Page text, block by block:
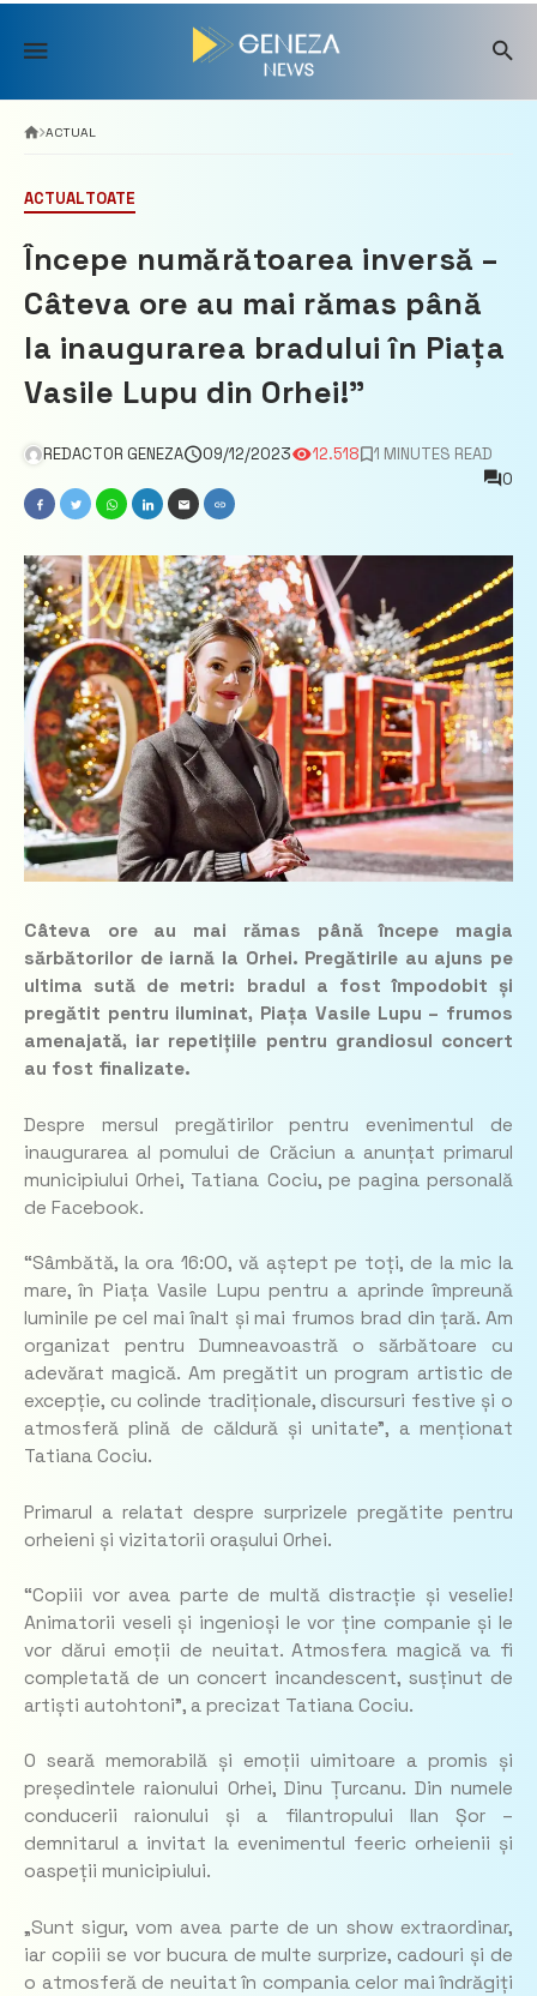
Skip
content
ACTUAL
ACTUALTOATE
Începe numărătoarea inversă –
Câteva ore au mai rămas până
la inaugurarea bradului în Piața
Vasile Lupu din Orhei!”
REDACTOR GENEZA 09/12/2023 12.518
1 MINUTES READ
0
Câteva ore au mai rămas până începe magia
sărbătorilor de iarnă la Orhei. Pregătirile au ajuns pe
ultima sută de metri: bradul a fost împodobit și
pregătit pentru iluminat, Piața Vasile Lupu – frumos
amenajată, iar repetițiile pentru grandiosul concert
au fost finalizate.
Despre mersul pregătirilor pentru evenimentul de
inaugurarea al pomului de Crăciun a anunțat primarul
municipiului Orhei, Tatiana Cociu, pe pagina personală
de Facebook.
“Sâmbătă, la ora 16:00, vă aștept pe toți, de la mic la
mare, în Piața Vasile Lupu pentru a aprinde împreună
luminile pe cel mai înalt și mai frumos brad din țară. Am
organizat pentru Dumneavoastră o sărbătoare cu
adevărat magică. Am pregătit un program artistic de
excepție, cu colinde tradiționale, discursuri festive și o
atmosferă plină de căldură și unitate”, a menționat
Tatiana Cociu.
Primarul a relatat despre surprizele pregătite pentru
orheieni și vizitatorii orașului Orhei.
“Copiii vor avea parte de multă distracție și veselie!
Animatorii veseli și ingenioși le vor ține companie și le
vor dărui emoții de neuitat. Atmosfera magică va fi
completată de un concert incandescent, susținut de
artiști autohtoni”, a precizat Tatiana Cociu.
O seară memorabilă și emoții uimitoare a promis și
președintele raionului Orhei, Dinu Țurcanu. Din numele
conducerii raionului și a filantropului Ilan Șor –
demnitarul a invitat la evenimentul feeric orheienii și
oaspeții municipiului.
„Sunt sigur, vom avea parte de un show extraordinar,
iar copiii se vor bucura de multe surprize, cadouri și de
o atmosferă de neuitat în compania celor mai îndrăgiți